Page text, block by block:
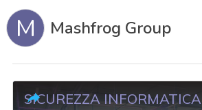
M Mashfrog Group
SICUREZZA INFORMATICA